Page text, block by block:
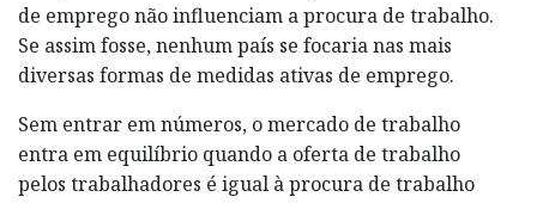
de emprego não influenciam a procura de trabalho.
Se assim fosse, nenhum país se focaria nas mais
diversas formas de medidas ativas de emprego.
Sem entrar em números, o mercado de trabalho
entra em equilíbrio quando a oferta de trabalho
pelos trabalhadores é igual à procura de trabalho